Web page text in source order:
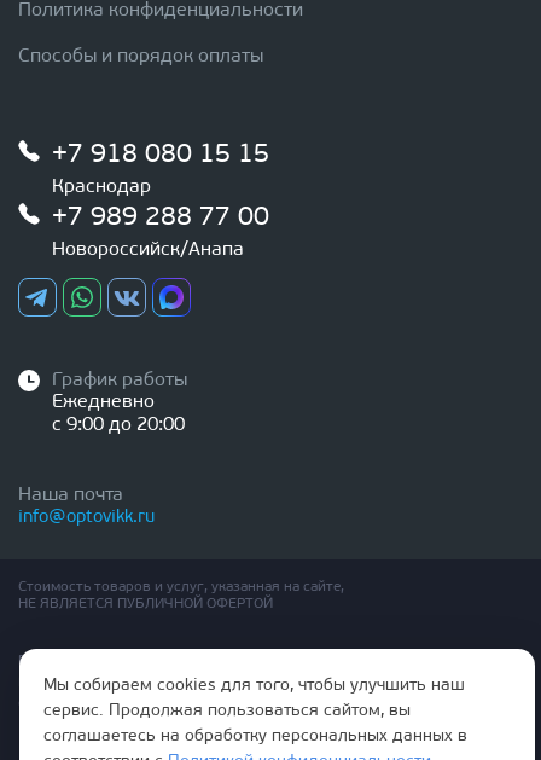
Политика конфиденциальности
Способы и порядок оплаты
+7 918 080 15 15
Краснодар
+7 989 288 77 00
Новороссийск/Анапа
График работы
Ежедневно
с 9:00 до 20:00
Наша почта
info@optovikk.ru
Стоимость товаров и услуг, указанная на сайте,
НЕ ЯВЛЯЕТСЯ ПУБЛИЧНОЙ ОФЕРТОЙ
Правила эксплутации входных и межкомнатных дверей
Политика обработки персональных данных
Согласие на обработку персональных данных
Мы собираем cookies для того, чтобы улучшить наш
сервис. Продолжая пользоваться сайтом, вы
соглашаетесь на обработку персональных данных в